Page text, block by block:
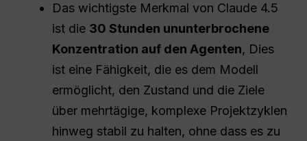
Das wichtigste Merkmal von Claude 4.5
ist die 30 Stunden ununterbrochene
Konzentration auf den Agenten, Dies
ist eine Fähigkeit, die es dem Modell
ermöglicht, den Zustand und die Ziele
über mehrtägige, komplexe Projektzyklen
hinweg stabil zu halten, ohne dass es zu